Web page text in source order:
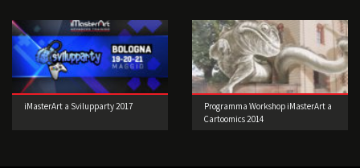
iMasterArt a Svilupparty 2017
Programma Workshop iMasterArt a
Cartoomics 2014